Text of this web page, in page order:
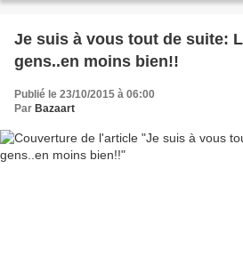
Je suis à vous tout de suite:
gens..en moins bien!!
Publié le 23/10/2015 à 06:00
Par Bazaart